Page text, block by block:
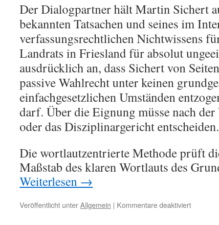
Der Dialogpartner hält Martin Sichert
bekannten Tatsachen und seines im
verfassungsrechtlichen Nichtwissens
Landrats in Friesland für absolut
ausdrücklich an, dass Sichert von
passive Wahlrecht unter keinen
einfachgesetzlichen Umständen
darf. Über die Eignung müsse nach
oder das Disziplinargericht entscheiden.
Die wortlautzentrierte Methode prüft
Maßstab des klaren Wortlauts des
Weiterlesen →
Veröffentlicht unterAllgemein | Kommentare deaktiviertfür